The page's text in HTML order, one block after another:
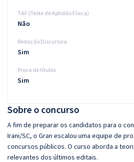
Sobre o concurso
A fim de preparar os candidatos para o
Irani/SC, o Gran escalou uma equipe de
concursos públicos. O curso aborda a
relevantes dos últimos editais.
TAF (Teste de Aptidão Física)
Não
Redação Discursiva
Sim
Prova de títulos
Sim